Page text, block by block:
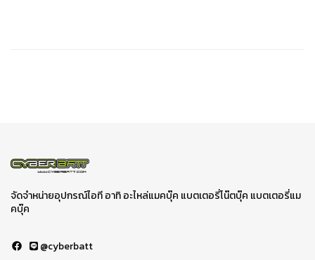
จัดจำหน่ายอุปกรณ์ไอที อาทิ อะไหล่แมคบุ๊ค แบตเตอรี่โน๊ตบุ๊ค แบตเตอรี่แม
คบุ๊ค
@cyberbatt